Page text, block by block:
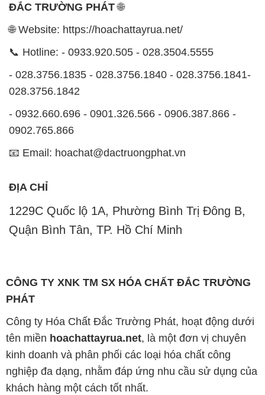
ĐẮC TRƯỜNG PHÁT🌐
🌐 Website: https://hoachattayrua.net/
📞 Hotline: - 0933.920.505 - 028.3504.5555
- 028.3756.1835 - 028.3756.1840 - 028.3756.1841-
028.3756.1842
- 0932.660.696 - 0901.326.566 - 0906.387.866 -
0902.765.866
📧 Email: hoachat@dactruongphat.vn
ĐỊA CHỈ
1229C Quốc lộ 1A, Phường Bình Trị Đông B,
Quận Bình Tân, TP. Hồ Chí Minh
CÔNG TY XNK TM SX HÓA CHẤT ĐẮC TRƯỜNG
PHÁT
Công ty Hóa Chất Đắc Trường Phát, hoạt động dưới
tên miền hoachattayrua.net, là một đơn vị chuyên
kinh doanh và phân phối các loại hóa chất công
nghiệp đa dạng, nhằm đáp ứng nhu cầu sử dụng của
khách hàng một cách tốt nhất.